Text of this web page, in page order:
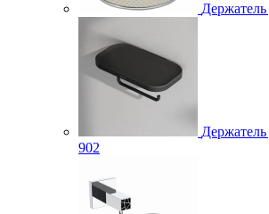
Держатель
Держатель
902